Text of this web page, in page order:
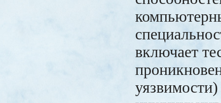
включает